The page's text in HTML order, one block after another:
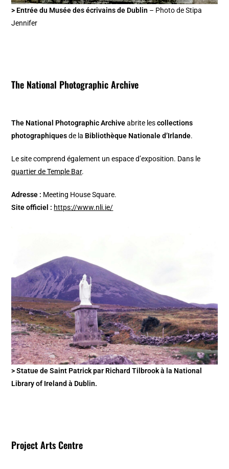
> Entrée du Musée des écrivains de Dublin – Photo de Stipa
Jennifer
The National Photographic Archive
The National Photographic Archiveabrite lescollections
photographiquesde la Bibliothèque Nationale d’Irlande.
Le site comprend également un espace d’exposition. Dans le
quartier de Temple Bar.
Adresse : Meeting House Square.
Site officiel : https://www.nli.ie/
> Statue de Saint Patrick par Richard Tilbrook à la National
Library of Ireland à Dublin.
Project Arts Centre